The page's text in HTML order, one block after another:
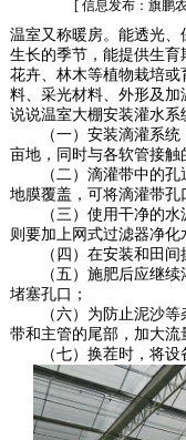
[ 信息发布：旗鹏
温室又称暖房。能透光
生长的季节，能提供生育
花卉、林木等植物栽培
料、采光材料、外形及
说说温室大棚安装灌水系
（一）安装滴灌系统
亩地，同时与各软管接触
（二）滴灌带中的孔
地膜覆盖，可将滴灌带孔
（三）使用干净的水
则要加上网式过滤器净化
（四）在安装和田间操
（五）施肥后应继续
堵塞孔口；
（六）为防止泥沙等
带和主管的尾部，加大流
（七）换茬时，将设